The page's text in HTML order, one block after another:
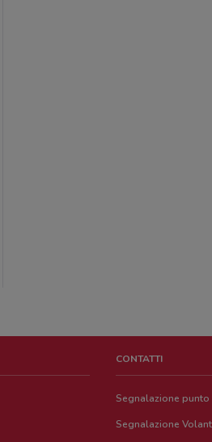
CONTATTI
Segnalazione punto
Segnalazione